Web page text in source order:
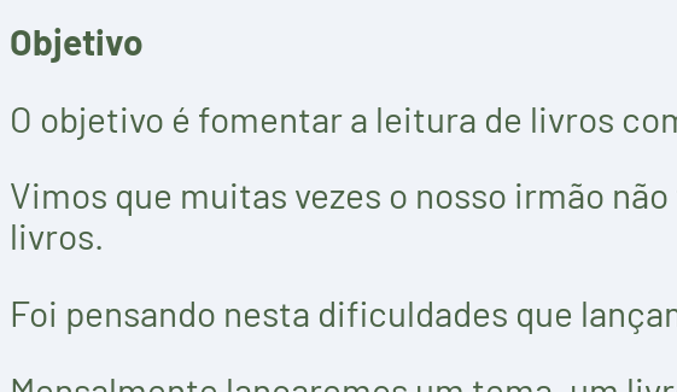
Objetivo
O objetivo é fomentar a leitura de livros
Vimos que muitas vezes o nosso irmão
livros.
Foi pensando nesta dificuldades que